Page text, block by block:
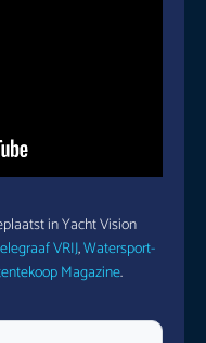
in Yacht Vision
VRIJ,Watersport-
Magazine.